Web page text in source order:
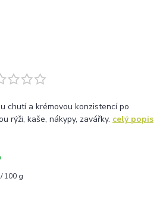
chutí a krémovou konzistencí po
rýži, kaše, nákypy, zavářky. celý popis
100 g